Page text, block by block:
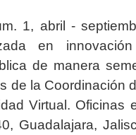
1, abril -
en
de manera
de la Coordinación
Virtual. Oficinas
Guadalajara,